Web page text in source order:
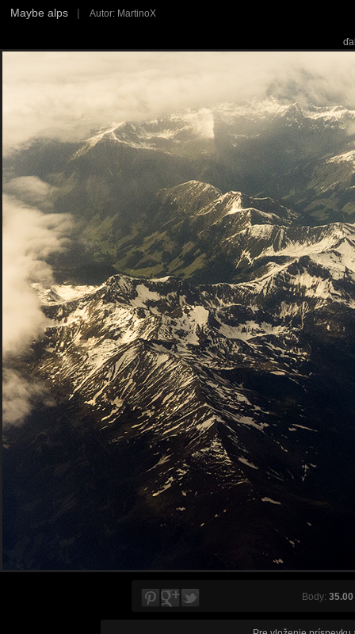
Maybe alps | Autor: MartinoX
Body: 35.00